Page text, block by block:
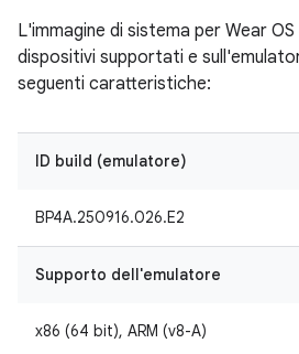
L'immagine di sistema per Wear OS
dispositivi supportati e
seguenti caratteristiche:
ID build (emulatore)
BP4A.250916.026.E2
Supporto dell'emulatore
x86 (64 bit), ARM (v8-A)